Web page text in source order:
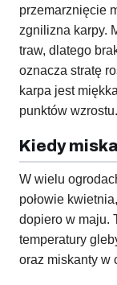
przemarznięcie
zgnilizna karpy.
traw, dlatego
oznacza stratę
karpa jest
punktów wzrostu.
Kiedy
W wielu
połowie
dopiero w maju.
temperatury
oraz miskanty w